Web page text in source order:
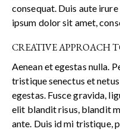
consequat. Duis aute
ipsum dolor sit amet,
CREATIVE APPROACH
Aenean et egestas nulla.
tristique senectus et
egestas. Fusce gravida,
elit blandit risus, blandit
ante. Duis id mi tristique,